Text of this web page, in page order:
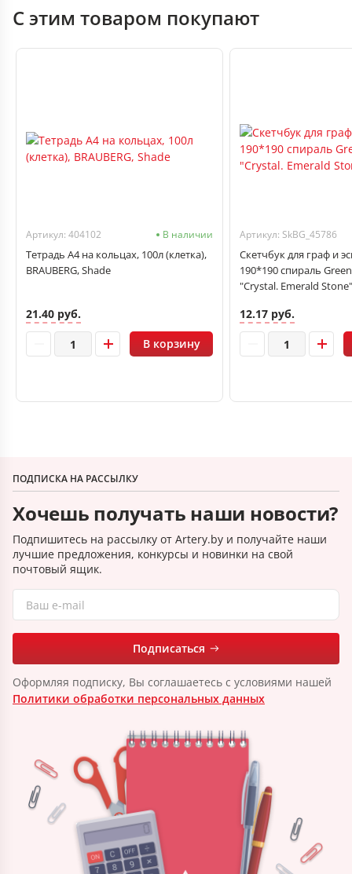
С этим товаром покупают
Артикул: 404102 В наличии
Тетрадь А4 на кольцах, 100л (клетка),
BRAUBERG, Shade
21.40 руб.
В корзину
Артикул: SkBG_45786
Скетчбук для граф и
190*190 спираль
"Crystal. Emerald
12.17 руб.
ПОДПИСКА НА РАССЫЛКУ
Хочешь получать наши новости?
Подпишитесь на рассылку от Artery.by и получайте наши
лучшие предложения, конкурсы и новинки на свой
почтовый ящик.
Подписаться
Оформляя подписку, Вы соглашаетесь с условиями нашей
Политики обработки персональных данных